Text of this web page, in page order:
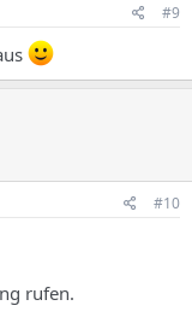
#9
#10
rufen.